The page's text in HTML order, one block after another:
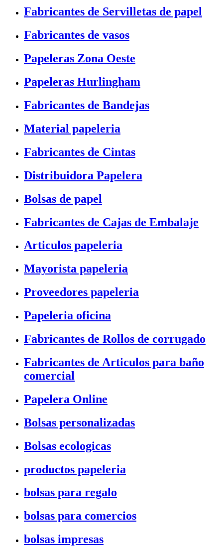
Fabricantes de Servilletas de papel
Fabricantes de vasos
Papeleras Zona Oeste
Papeleras Hurlingham
Fabricantes de Bandejas
Material papeleria
Fabricantes de Cintas
Distribuidora Papelera
Bolsas de papel
Fabricantes de Cajas de Embalaje
Articulos papeleria
Mayorista papeleria
Proveedores papeleria
Papeleria oficina
Fabricantes de Rollos de corrugado
Fabricantes de Articulos para baño
comercial
Papelera Online
Bolsas personalizadas
Bolsas ecologicas
productos papeleria
bolsas para regalo
bolsas para comercios
bolsas impresas